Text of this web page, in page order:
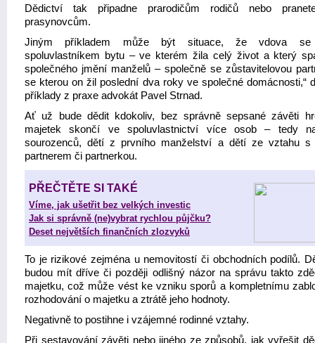
Dědictví tak připadne prarodičům rodičů nebo
prasynovcům.
Jiným příkladem může být situace, že vdova se
spoluvlastníkem bytu – ve kterém žila celý život a který
společného jmění manželů – společně se zůstavitelovou
se kterou on žil poslední dva roky ve společné domácnosti,“
příklady z praxe advokát Pavel Strnad.
Ať už bude dědit kdokoliv, bez správně sepsané závěti
majetek skončí ve spoluvlastnictví více osob – tedy
sourozenců, dětí z prvního manželství a dětí ze vztahu s
partnerem či partnerkou.
PŘEČTĚTE SI TAKÉ
Víme, jak ušetřit bez velkých investic
Jak si správně (ne)vybrat rychlou půjčku?
Deset největších finančních zlozvyků
To je rizikové zejména u nemovitostí či obchodních podílů.
budou mít dříve či později odlišný názor na správu takto
majetku, což může vést ke vzniku sporů a kompletnímu
rozhodování o majetku a ztrátě jeho hodnoty.
Negativně to postihne i vzájemné rodinné vztahy.
Při sestavování závěti nebo jiného ze způsobů, jak vyřešit